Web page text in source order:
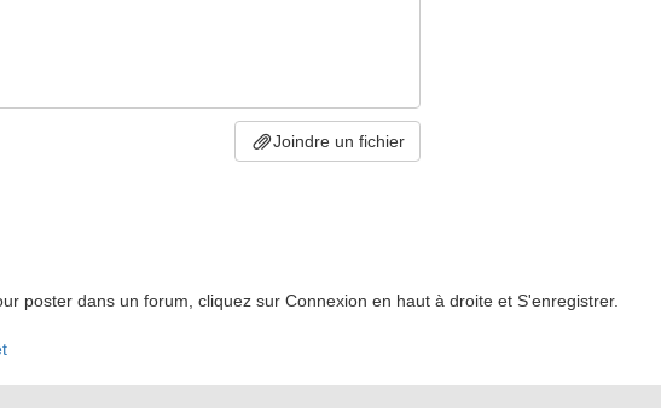
Joindre un fichier
poster dans un forum, cliquez sur Connexion en haut à droite et S'enregistrer.